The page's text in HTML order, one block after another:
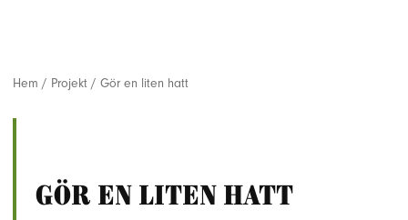
Hem / Projekt / Gör en liten hatt
Gör en liten hatt